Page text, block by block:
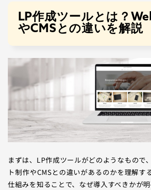
LP作成ツールとは？
やCMSとの違いを解説
まずは、LP作成ツールがどのようなもので
ト制作やCMSとの違いがあるのかを理解す
仕組みを知ることで、なぜ導入すべきかが明